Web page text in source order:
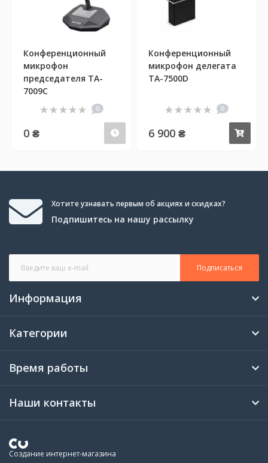
Конференционный
микрофон
председателя TA-
7009C
0
0 ₴ Предзаказ
Конференционный
микрофон делегата
TA-7500D
0
6 900 ₴
Хотите узнавать первым об акциях и скидках?
Подпишитесь на нашу рассылку
Подписаться
Информация
Категории
Время работы
Наши контакты
Создание интернет-магазина